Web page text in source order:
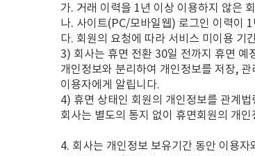
가. 거래 이력을 1년 이상 이용하지 않은
나. 사이트(PC/모바일웹) 로그인 이력이
다. 회원의 요청에 따라 서비스 미이용 기
3) 회사는 휴면 전환 30일 전까지 휴면 예
개인정보와 분리하여 개인정보를 저장,
이용자에게 알립니다.
4) 휴면 상태인 회원의 개인정보를 관계
회사는 별도의 통지 없이 휴면회원의 개
4. 회사는 개인정보 보유기간 동안 이용